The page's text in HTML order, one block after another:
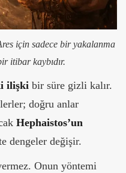
için sadece bir yakalanma
itibar kaybıdır.
ilişki bir süre gizli kalır.
doğru anlar
Hephaistos’un
dengeler değişir.
Onun yöntemi